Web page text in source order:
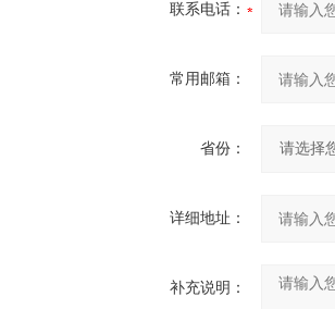
联系电话：
常用邮箱：
省份：
详细地址：
补充说明：